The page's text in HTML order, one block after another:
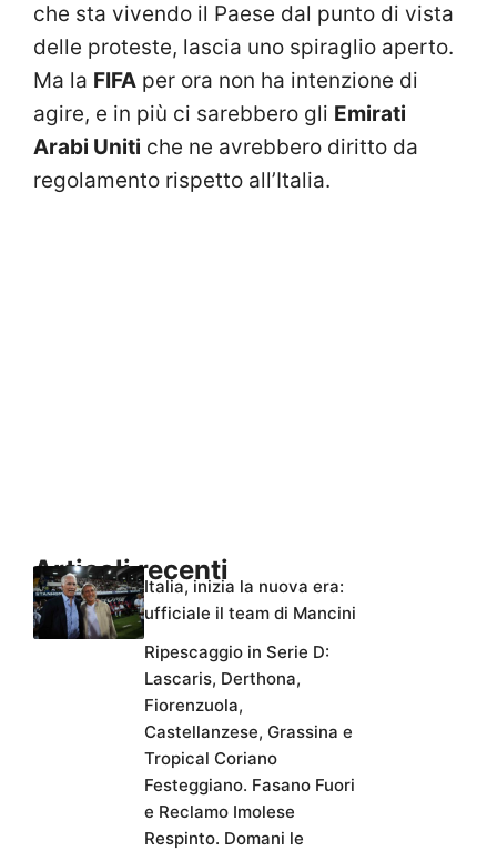
che sta vivendo il Paese dal punto di vista
delle proteste, lascia uno spiraglio aperto.
Ma la FIFA per ora non ha intenzione di
agire, e in più ci sarebbero gli Emirati
Arabi Uniti che ne avrebbero diritto da
regolamento rispetto all’Italia.
Articoli recenti
Italia, inizia la nuova era:
ufficiale il team di Mancini
Ripescaggio in Serie D:
Lascaris, Derthona,
Fiorenzuola,
Castellanzese, Grassina e
Tropical Coriano
Festeggiano. Fasano Fuori
e Reclamo Imolese
Respinto. Domani le